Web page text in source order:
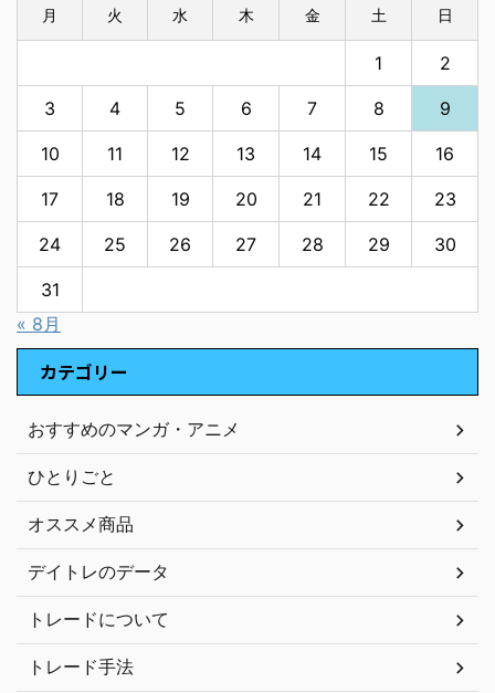
月 火 水 木 金 土 日
1 2
3 4 5 6 7 8 9
10 11 12 13 14 15 16
17 18 19 20 21 22 23
24 25 26 27 28 29 30
31
« 8月
カテゴリー
おすすめのマンガ・アニメ
ひとりごと
オススメ商品
デイトレのデータ
トレードについて
トレード手法